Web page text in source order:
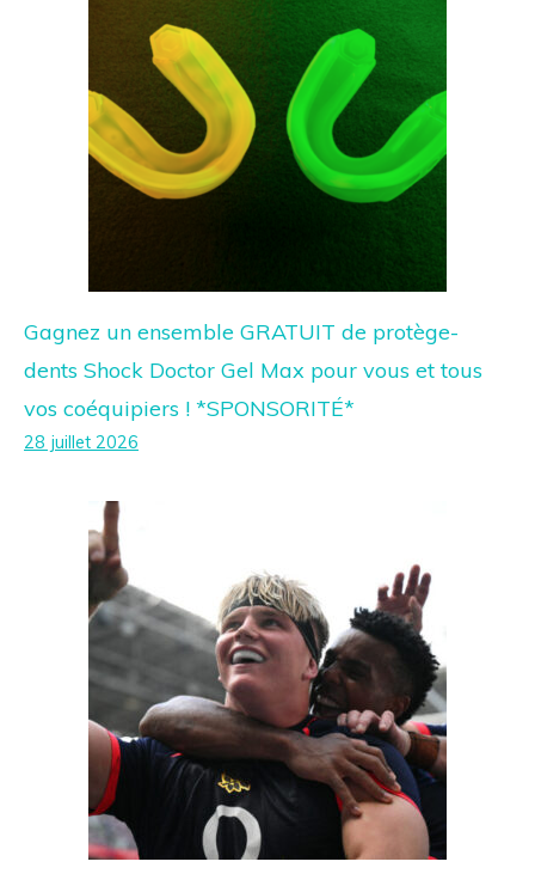
Gagnez un ensemble GRATUIT de protège-
dents Shock Doctor Gel Max pour vous et tous
vos coéquipiers ! *SPONSORITÉ*
28 juillet 2026